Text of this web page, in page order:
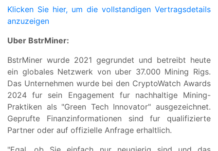
Klicken Sie hier, um die vollstandigen Vertragsdetails
anzuzeigen
Uber BstrMiner:
BstrMiner wurde 2021 gegrundet und betreibt heute
ein globales Netzwerk von uber 37.000 Mining Rigs.
Das Unternehmen wurde bei den CryptoWatch Awards
2024 fur sein Engagement fur nachhaltige Mining-
Praktiken als "Green Tech Innovator" ausgezeichnet.
Geprufte Finanzinformationen sind fur qualifizierte
Partner oder auf offizielle Anfrage erhaltlich.